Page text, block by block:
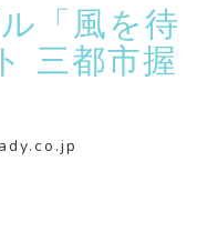
「風を待
三都市握